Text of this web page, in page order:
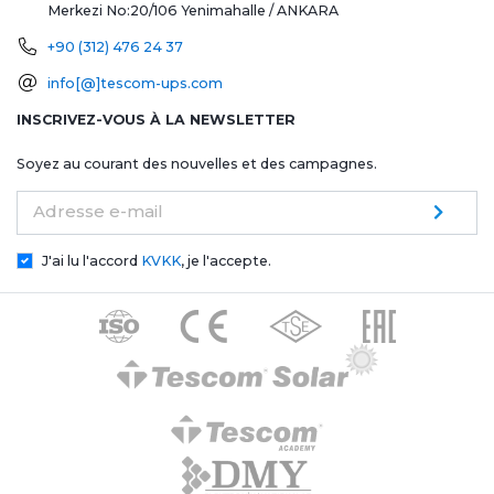
Merkezi No:20/106 Yenimahalle / ANKARA
+90 (312) 476 24 37
info[@]tescom-ups.com
INSCRIVEZ-VOUS À LA NEWSLETTER
Soyez au courant des nouvelles et des campagnes.
Adresse e-mail
J'ai lu l'accord KVKK, je l'accepte.